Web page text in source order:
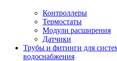
Контроллеры
Термостаты
Модули расширения
Датчики
Трубы и фитинги для
водоснабжения